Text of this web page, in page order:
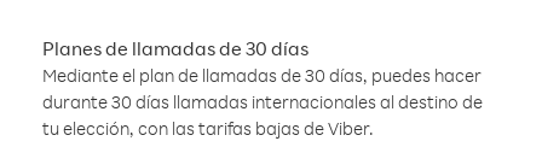
Planes de llamadas de 30 días
Mediante el plan de llamadas de 30 días, puedes hacer
durante 30 días llamadas internacionales al destino de
tu elección, con las tarifas bajas de Viber.